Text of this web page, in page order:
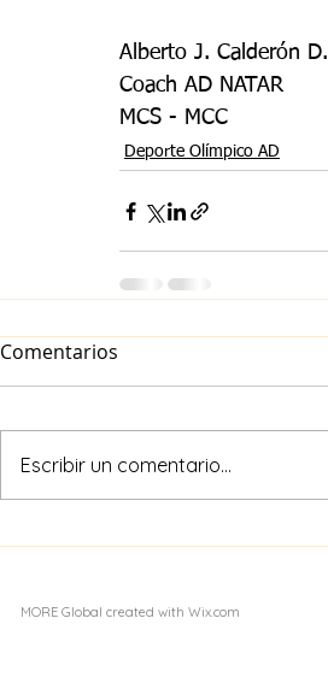
Alberto J. Calderón D.
Coach AD NATAR
MCS - MCC
Deporte Olímpico AD
Comentarios
Escribir un comentario...
MORE Global created with Wix.com